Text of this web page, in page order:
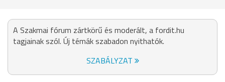
A Szakmai fórum zártkörű és moderált, a fordit.hu
tagjainak szól. Új témák szabadon nyithatók.
SZABÁLYZAT